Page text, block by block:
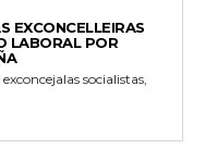
EXCONCELLEIRAS
LABORAL POR
socialistas,